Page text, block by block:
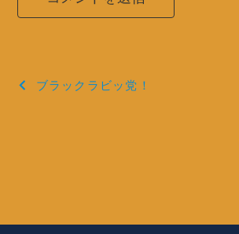
投
ブラックラビッ党！